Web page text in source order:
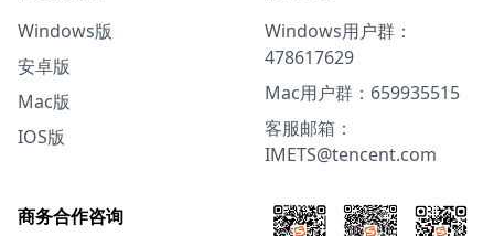
Windows版
安卓版
Mac版
IOS版
Windows用户群：
478617629
Mac用户群：659935515
客服邮箱：
IMETS@tencent.com
商务合作咨询